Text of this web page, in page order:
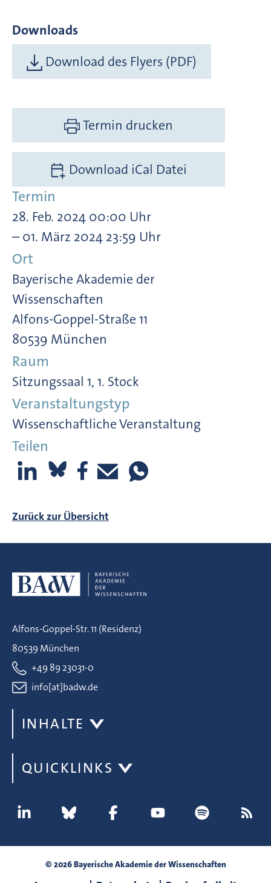
Downloads
Download des Flyers (PDF)
Termin drucken
Download iCal Datei
Termin
28. Feb. 2024 00:00 Uhr
– 01. März 2024 23:59 Uhr
Ort
Bayerische Akademie der
Wissenschaften
Alfons-Goppel-Straße 11
80539 München
Raum
Sitzungssaal 1, 1. Stock
Veranstaltungstyp
Wissenschaftliche Veranstaltung
Teilen
Zurück zur Übersicht
Alfons-Goppel-Str. 11 (Residenz)
80539 München
+49 89 23031-0
info[at]badw.de
INHALTE
QUICKLINKS
© 2026 Bayerische Akademie der Wissenschaften